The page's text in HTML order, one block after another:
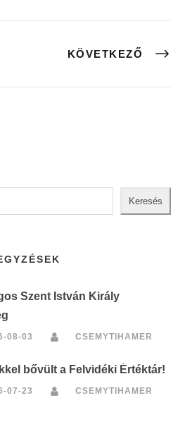
KÖVETKEZŐ
Keresés
Szent István Király
08-03 CSEMYTIHAMER
bővült a Felvidéki Értéktár!
07-23 CSEMYTIHAMER